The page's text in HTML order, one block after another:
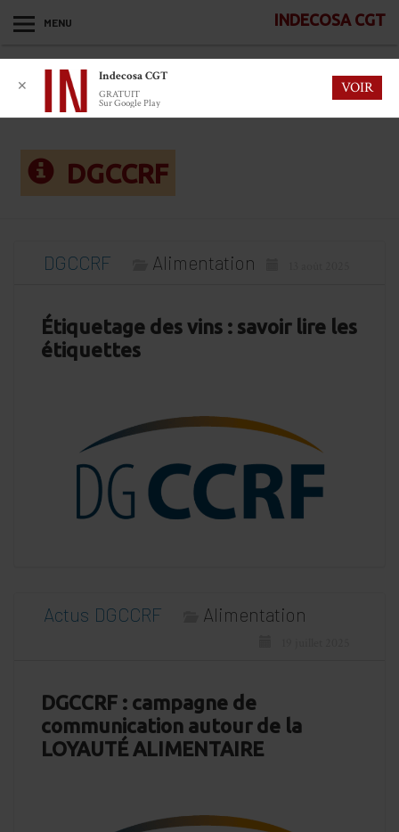
MENU INDECOSA CGT
DGCCRF
DGCCRF Alimentation
Étiquetage des vins : savoir lire les
étiquettes
Actus DGCCRF Alimentation
DGCCRF : campagne de
communication autour de la
LOYAUTÉ ALIMENTAIRE
✕
Indecosa CGT
GRATUIT
Sur Google Play
VOIR